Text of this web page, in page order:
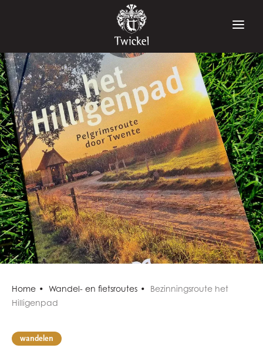
Home Wandel- en fietsroutes
Bezinningsroute het
Hilligenpad
wandelen